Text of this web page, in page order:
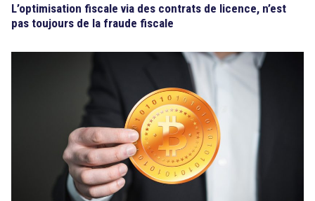
L’optimisation fiscale via des contrats de licence, n’est
pas toujours de la fraude fiscale